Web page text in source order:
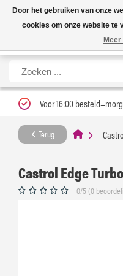
Nieuwe levertijd: 1 tot 3
Carfume met
Voor 16:00
Terug
Castrol Edge
0/5 (0
Door het gebruiken van onze
cookies om onze website te